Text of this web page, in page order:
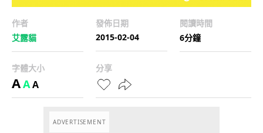
作者
艾露貓
發佈日期
2015-02-04
閱讀時間
6分鐘
字體大小
AAA
分享
ADVERTISEMENT